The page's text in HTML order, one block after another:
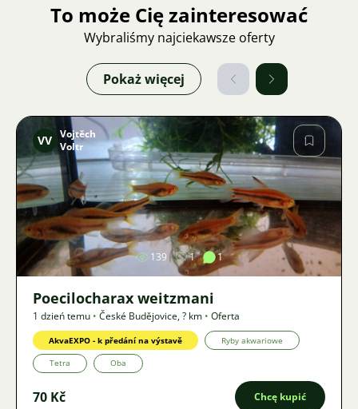
To może Cię zainteresować
Wybraliśmy najciekawsze oferty
Pokaż więcej
Zdjęcie
VV Vojtěch
Voltr
139 1 1
Poecilocharax weitzmani
1 dzień temu • České Budějovice,? km • Oferta
AkvaEXPO - k předání na výstavě Ryby akwariowe
Tetra Oba
70 Kč Chcę kupić